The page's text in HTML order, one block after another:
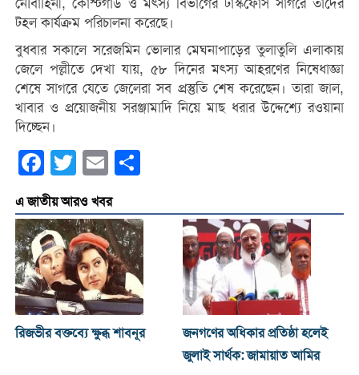
নৌবাহিনী, কোস্টগার্ড ও মৎস্য বিভাগের টাস্কফোর্স সাগরে তাদের
টহল কার্যক্রম পরিচালনা করেছে।
বুধবার সকালে সরেজমিন ভোলার মেঘনাপাড়ের তুলাতুলি এলাকায়
জেলে পল্লীতে দেখা যায়, ৫৮ দিনের মৎস্য আহরণের নিষেধাজ্ঞা
শেষে সাগরে যেতে জেলেরা সব প্রস্তুতি শেষ করেছেন। তারা জাল,
খাবার ও প্রয়োজনীয় সরঞ্জামাদি নিয়ে মাছ ধরার উদ্দেশ্যে রওয়ানা
দিচ্ছেন।
Facebook
Twitter Email
এ জাতীয় আরও খবর
রিজভীর বক্তব্যে ক্ষুব্ধ শাবনূর
জনগণের অধিকার প্রতিষ্ঠা হলেই
জুলাই সার্থক: জামায়াত আমির